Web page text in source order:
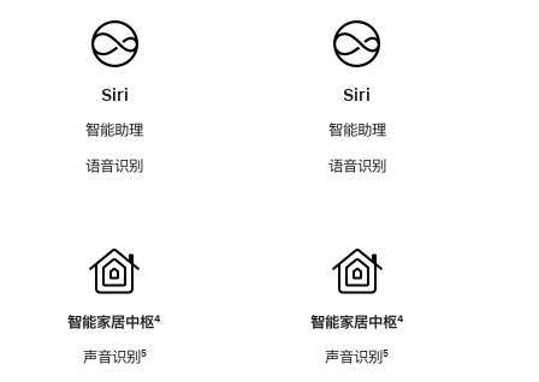
Siri
智能助理
语音识别
智能家居中枢脚
⁴
声音识别脚
⁵
Siri
智能助理
语音识别
智能家居中枢脚
⁴
声音识别脚
⁵